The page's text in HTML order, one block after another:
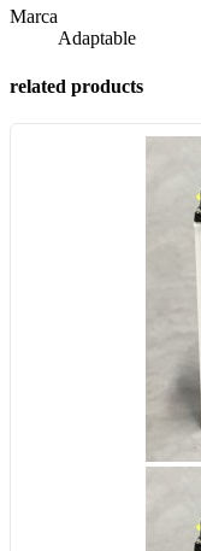
Marca
Adaptable
related products